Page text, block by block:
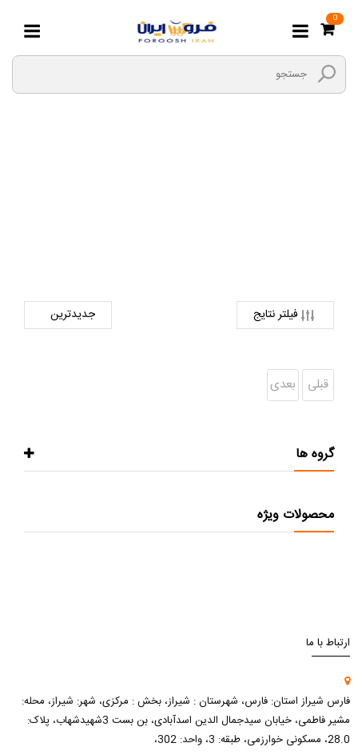
0
فیلتر نتایج
قبلی بعدی
گروه ها
محصولات ویژه
ارتباط با ما
فارس شیراز استان: فارس، شهرستان : شیراز، بخش : مرکزی، شهر: شیراز، محله:
مشیر فاطمی، خیابان سیدجمال الدین اسدآبادی، بن بست 3شهیدشهاب، پلاک:
28.0، مسکونی خوارزمی، طبقه: 3، واحد: 302،